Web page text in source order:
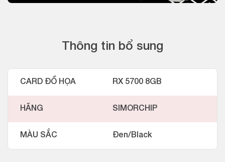
Thông tin bổ sung
CARD ĐỒ HỌA RX 5700 8GB
HÃNG SIMORCHIP
MÀU SẮC Đen/Black